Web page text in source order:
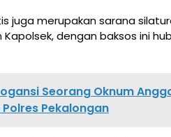
juga merupakan sarana
dengan baksos ini
Seorang Oknum
Pekalongan